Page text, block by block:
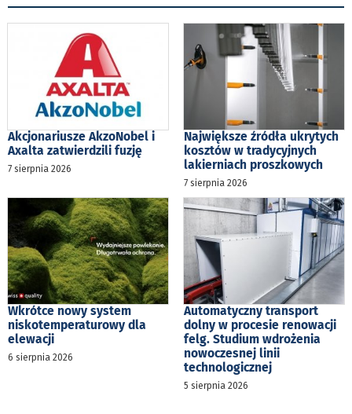
Akcjonariusze AkzoNobel i
Axalta zatwierdzili fuzję
7 sierpnia 2026
Największe źródła ukrytych
kosztów w tradycyjnych
lakierniach proszkowych
7 sierpnia 2026
Wkrótce nowy system
niskotemperaturowy dla
elewacji
6 sierpnia 2026
Automatyczny transport
dolny w procesie renowacji
felg. Studium wdrożenia
nowoczesnej linii
technologicznej
5 sierpnia 2026